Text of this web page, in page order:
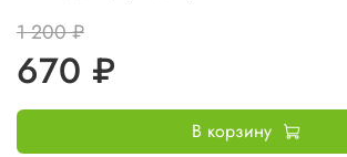
1 200 ₽
670 ₽
В корзину